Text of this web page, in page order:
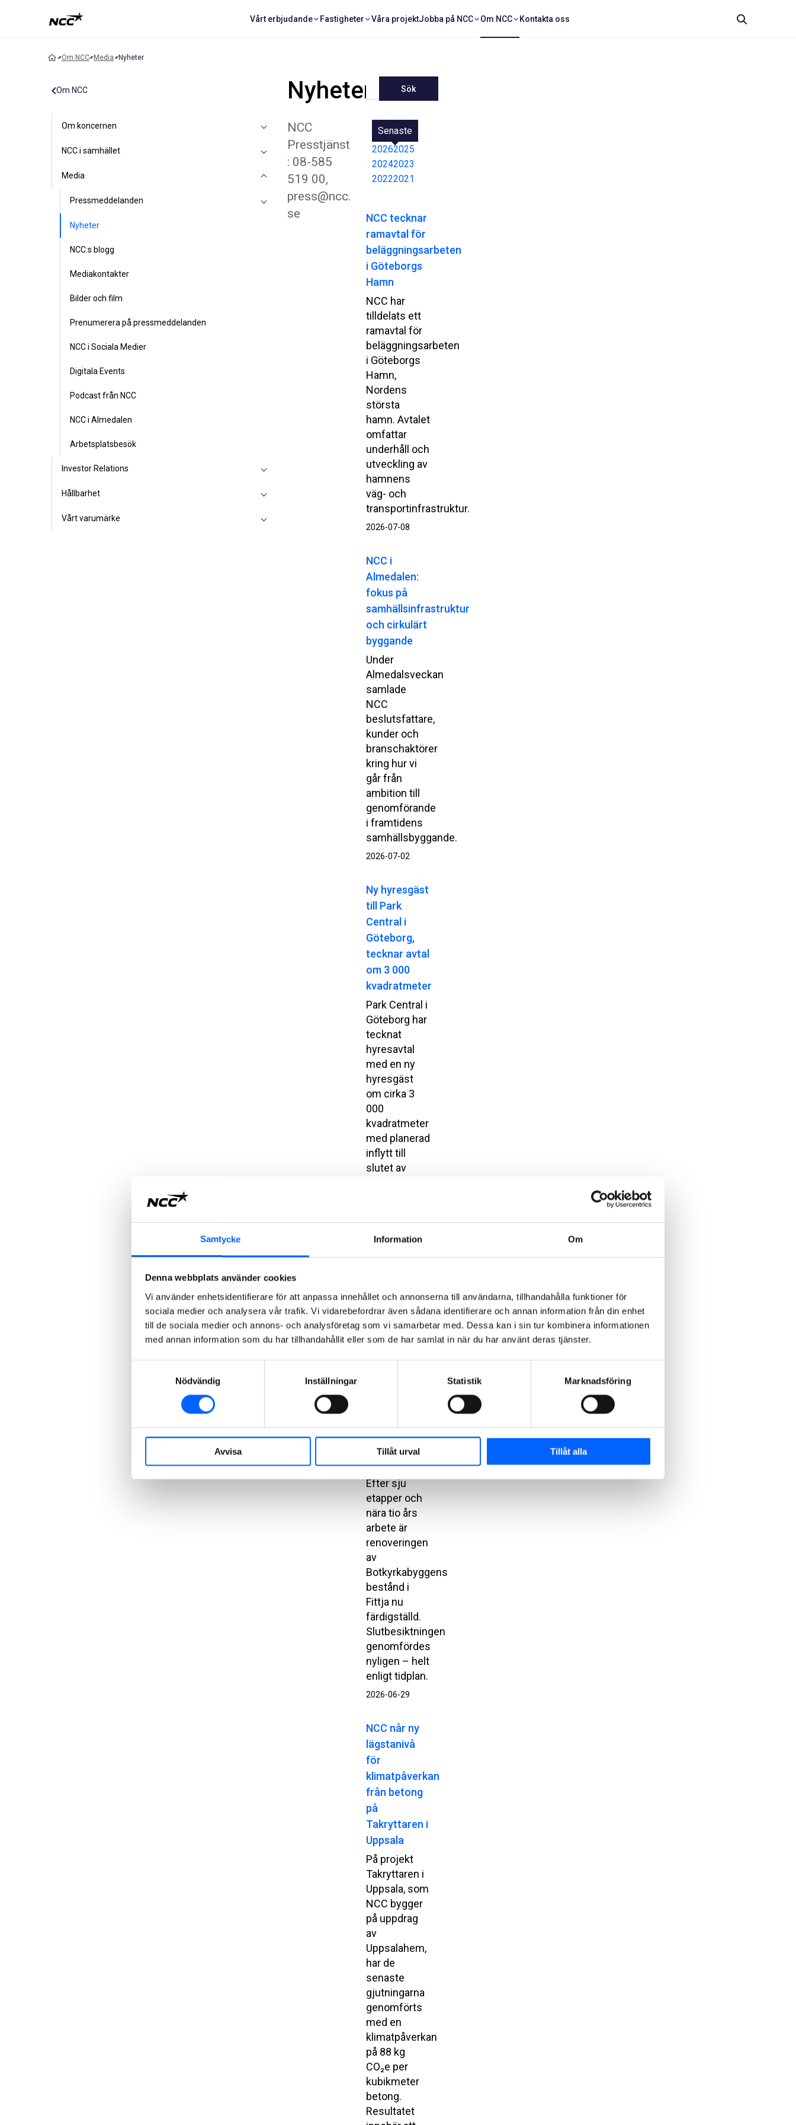
Samtycke Information Om
Denna webbplats använder cookies
Vi använder enhetsidentifierare för att anpassa innehållet och annonserna till användarna, tillhandahålla funktioner för
sociala medier och analysera vår trafik. Vi vidarebefordrar även sådana identifierare och annan information från din enhet
till de sociala medier och annons- och analysföretag som vi samarbetar med. Dessa kan i sin tur kombinera informationen
med annan information som du har tillhandahållit eller som de har samlat in när du har använt deras tjänster.
Nödvändig
Inställningar Statistik Marknadsföring
Avvisa Tillåt urval Tillåt alla
Vårt erbjudande Fastigheter Våra projektJobba på NCC Om NCC Kontakta oss
Om NCC Media Nyheter
Om NCC
Om koncernen
NCC i samhället
Media
Pressmeddelanden
Nyheter
NCC:s blogg
Mediakontakter
Bilder och film
Prenumerera på pressmeddelanden
NCC i Sociala Medier
Digitala Events
Podcast från NCC
NCC i Almedalen
Arbetsplatsbesök
Investor Relations
Hållbarhet
Vårt varumärke
Nyheter
NCC
Presstjänst
: 08-585
519 00,
press@ncc.
se
Sök
Senaste
20262025
20242023
20222021
NCC tecknar
ramavtal för
beläggningsarbeten
i Göteborgs
Hamn
NCC har
tilldelats ett
ramavtal för
beläggningsarbeten
i Göteborgs
Hamn,
Nordens
största
hamn. Avtalet
omfattar
underhåll och
utveckling av
hamnens
väg- och
transportinfrastruktur.
2026-07-08
NCC i
Almedalen:
fokus på
samhällsinfrastruktur
och cirkulärt
byggande
Under
Almedalsveckan
samlade
NCC
beslutsfattare,
kunder och
branschaktörer
kring hur vi
går från
ambition till
genomförande
i framtidens
samhällsbyggande.
2026-07-02
Ny hyresgäst
till Park
Central i
Göteborg,
tecknar avtal
om 3 000
kvadratmeter
Park Central i
Göteborg har
tecknat
hyresavtal
med en ny
hyresgäst
om cirka 3
000
kvadratmeter
med planerad
inflytt till
slutet av
Göteborg,
den nya
fram runt
Centralstationen.
2026-07-02
stambytta i
Fittja
Efter sju
etapper och
nära tio års
arbete är
renoveringen
av
Botkyrkabyggens
bestånd i
Fittja nu
färdigställd.
Slutbesiktningen
genomfördes
nyligen – helt
enligt tidplan.
2026-06-29
NCC når ny
lägstanivå
för
klimatpåverkan
från betong
på
Takryttaren i
Uppsala
På projekt
Takryttaren i
Uppsala, som
NCC bygger
på uppdrag
av
Uppsalahem,
har de
senaste
gjutningarna
genomförts
med en
klimatpåverkan
på 88 kg
CO₂e per
kubikmeter
betong.
Resultatet